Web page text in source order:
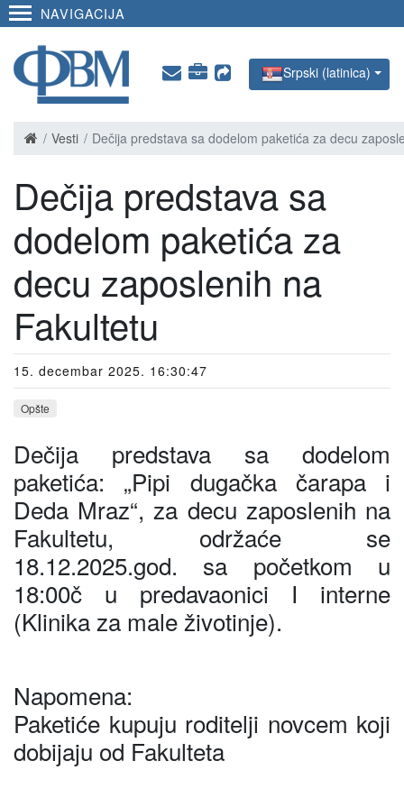
NAVIGACIJA
Srpski (latinica)
Vesti Dečija predstava sa dodelom paketića za decu
Dečija predstava sa
dodelom paketića za
decu zaposlenih na
Fakultetu
15. decembar 2025. 16:30:47
Opšte
Dečija predstava sa dodelom
paketića: „Pipi dugačka čarapa i
Deda Mraz“, za decu zaposlenih na
Fakultetu, održaće se
18.12.2025.god. sa početkom u
18:00č u predavaonici I interne
(Klinika za male životinje).
Napomena:
Paketiće kupuju roditelji novcem koji
dobijaju od Fakulteta